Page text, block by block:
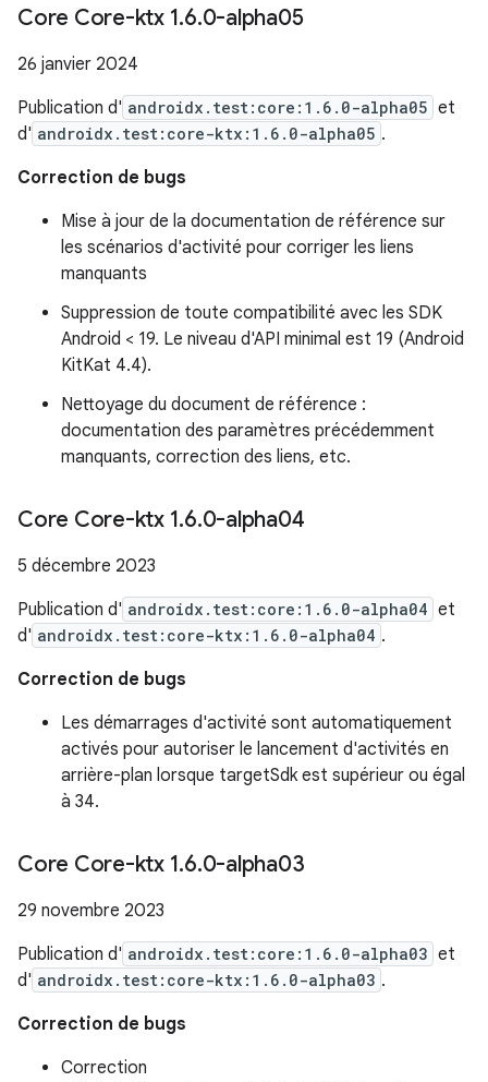
Core Core-ktx 1.6.0-alpha05
26 janvier 2024
Publication d' androidx.test:core:1.6.0-alpha05 et
d' androidx.test:core-ktx:1.6.0-alpha05 .
Correction de bugs
Mise à jour de la documentation de référence sur
les scénarios d'activité pour corriger les liens
manquants
Suppression de toute compatibilité avec les SDK
Android < 19. Le niveau d'API minimal est 19 (Android
KitKat 4.4).
Nettoyage du document de référence :
documentation des paramètres précédemment
manquants, correction des liens, etc.
Core Core-ktx 1.6.0-alpha04
5 décembre 2023
Publication d' androidx.test:core:1.6.0-alpha04 et
d' androidx.test:core-ktx:1.6.0-alpha04 .
Correction de bugs
Les démarrages d'activité sont automatiquement
activés pour autoriser le lancement d'activités en
arrière-plan lorsque targetSdk est supérieur ou égal
à 34.
Core Core-ktx 1.6.0-alpha03
29 novembre 2023
Publication d' androidx.test:core:1.6.0-alpha03 et
d' androidx.test:core-ktx:1.6.0-alpha03 .
Correction de bugs
Correction